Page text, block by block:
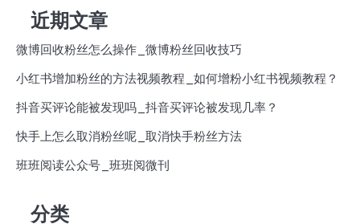
近期文章
微博回收粉丝怎么操作_微博粉丝回收技巧
小红书增加粉丝的方法视频教程_如何增粉小红书视频教程？
抖音买评论能被发现吗_抖音买评论被发现几率？
快手上怎么取消粉丝呢_取消快手粉丝方法
班班阅读公众号_班班阅微刊
分类